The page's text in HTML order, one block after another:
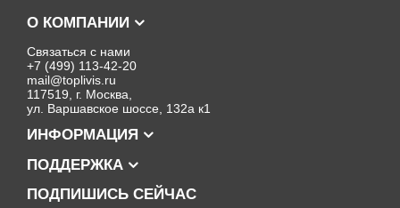
О КОМПАНИИ
Связаться с нами
+7 (499) 113-42-20
mail@toplivis.ru
117519, г. Москва,
ул. Варшавское шоссе, 132а к1
ИНФОРМАЦИЯ
ПОДДЕРЖКА
ПОДПИШИСЬ СЕЙЧАС